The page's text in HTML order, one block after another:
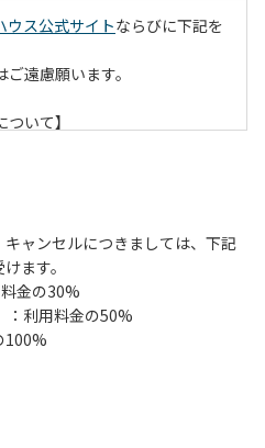
ウス公式サイトならびに下記を
遠慮願います。
いて】
場合がありますのでご了承く
ャルディスタンスを確保して
分けて行います。（ご希望の
レーを設置。
ャンセルにつきましては、下記
ます。
金の30%
利用料金の50%
100%